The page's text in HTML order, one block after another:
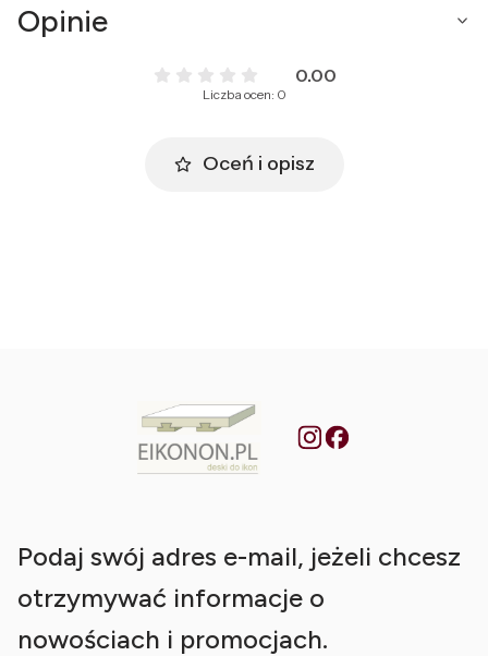
Opinie
0.00
Liczba ocen: 0
Oceń i opisz
Podaj swój adres e-mail, jeżeli chcesz
otrzymywać informacje o
nowościach i promocjach.